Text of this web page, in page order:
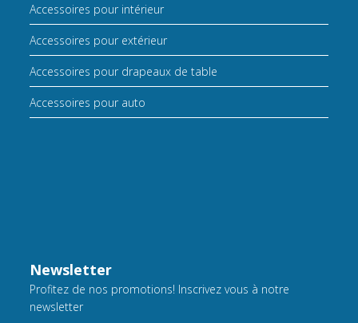
Accessoires pour intérieur
Accessoires pour extérieur
Accessoires pour drapeaux de table
Accessoires pour auto
Newsletter
Profitez de nos promotions! Inscrivez vous à notre
newsletter